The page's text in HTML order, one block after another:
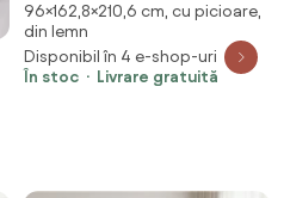
cireş/metal negru, 160x200,
DOLORES
96×162,8×210,6 cm, cu picioare,
din lemn
Disponibil în 4 e-shop-uri
În stoc
Livrare gratuită